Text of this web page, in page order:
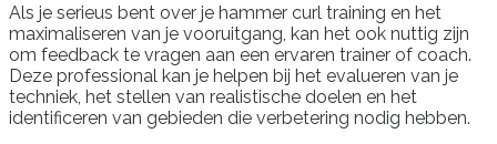
Als je serieus bent over je hammer curl training en het
maximaliseren van je vooruitgang, kan het ook nuttig zijn
om feedback te vragen aan een ervaren trainer of coach.
Deze professional kan je helpen bij het evalueren van je
techniek, het stellen van realistische doelen en het
identificeren van gebieden die verbetering nodig hebben.